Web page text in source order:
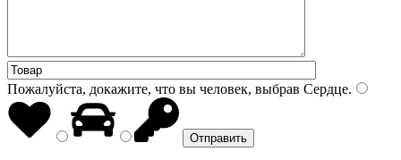
Пожалуйста, докажите, что вы человек, выбрав Сердце.